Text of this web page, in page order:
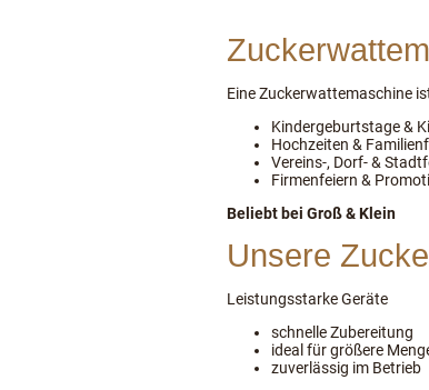
Eine Zuckerwattemaschine
Kindergeburtstage &
Hochzeiten &
Vereins-, Dorf- &
Firmenfeiern &
Beliebt bei Groß & Klein
Unsere
Leistungsstarke Geräte
schnelle Zubereitung
ideal für größere
zuverlässig im Betrieb